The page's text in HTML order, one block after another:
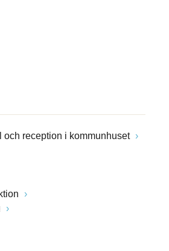
och reception i kommunhuset